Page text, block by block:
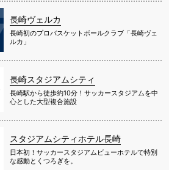
長崎ヴェルカ
長崎初のプロバスケットボールクラブ「長崎ヴェ
ルカ」
長崎スタジアムシティ
長崎駅から徒歩約10分！サッカースタジアムを中
心とした大型複合施設
スタジアムシティホテル長崎
日本初！サッカースタジアムビューホテルで特別
な感動とくつろぎを。